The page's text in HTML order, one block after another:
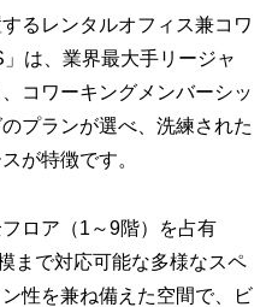
るレンタルオフィス兼コワ
は、業界最大手リージャ
コワーキングメンバーシッ
プランが選べ、洗練された
が特徴です。
ロア（1～9階）を占有
まで対応可能な多様なスペ
性を兼ね備えた空間で、ビ